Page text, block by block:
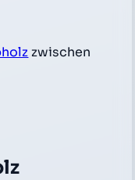
zwischen